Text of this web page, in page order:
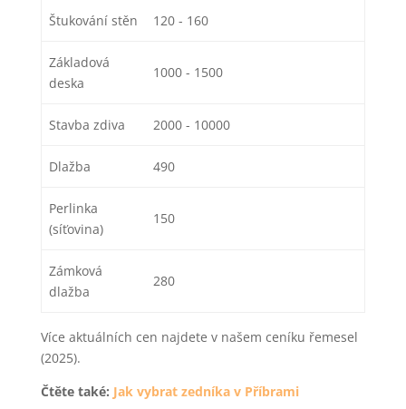
Štukování stěn 120 - 160
Základová
deska
1000 - 1500
Stavba zdiva 2000 - 10000
Dlažba 490
Perlinka
(síťovina)
150
Zámková
dlažba
280
Více aktuálních cen najdete v našem ceníku řemesel
(2025).
Čtěte také: Jak vybrat zedníka v Příbrami